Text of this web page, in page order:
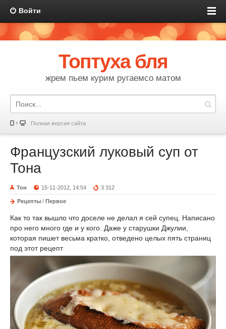
Войти
Топтуха бля
жрем пьем курим ругаемсо матом
Полная версия сайта
Французский луковый суп от
Тона
Тон 15-11-2012, 14:54 3 312
Рецепты / Первое
Как то так вышло что доселе не делал я сей супец. Написано
про него много где и у кого. Даже у старушки Джулии,
которая пишет весьма кратко, отведено целых пять страниц
под этот рецепт